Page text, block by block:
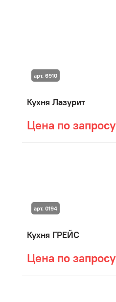
Кухня Лазурит
Цена по запросу
арт. 6910
Кухня ГРЕЙС
Цена по запросу
арт. 0194